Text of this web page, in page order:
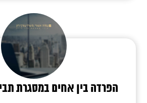
הפרדה בין אחים במסגרת